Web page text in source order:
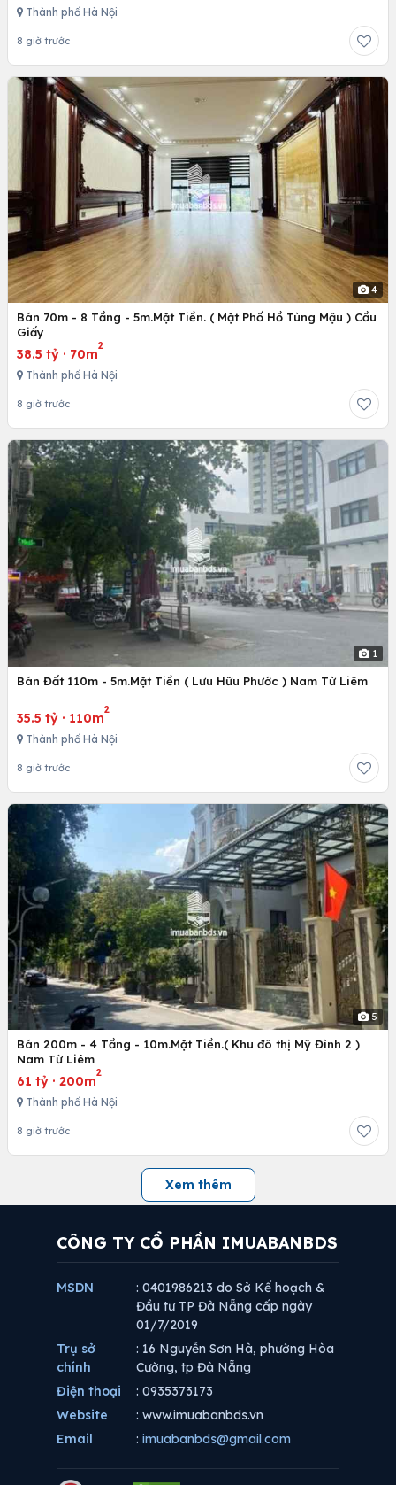
Thành phố Hà Nội
8 giờ trước
4
Bán 70m - 8 Tầng - 5m.Mặt Tiền. ( Mặt Phố Hồ Tùng Mậu ) Cầu
Giấy
38.5 tỷ · 70m
2
Thành phố Hà Nội
8 giờ trước
1
Bán Đất 110m - 5m.Mặt Tiền ( Lưu Hữu Phước ) Nam Từ Liêm
35.5 tỷ · 110m
2
Thành phố Hà Nội
8 giờ trước
5
Bán 200m - 4 Tầng - 10m.Mặt Tiền.( Khu đô thị Mỹ Đình 2 )
Nam Từ Liêm
61 tỷ · 200m
2
Thành phố Hà Nội
8 giờ trước
Xem thêm
CÔNG TY CỔ PHẦN IMUABANBDS
MSDN
: 0401986213 do Sở Kế hoạch &
Đầu tư TP Đà Nẵng cấp ngày
01/7/2019
Trụ sở
chính
: 16 Nguyễn Sơn Hà, phường Hòa
Cường, tp Đà Nẵng
Điện thoại
: 0935373173
Website
: www.imuabanbds.vn
Email
: imuabanbds@gmail.com